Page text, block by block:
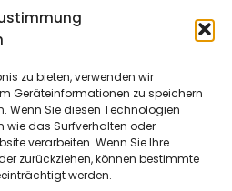
zu bieten, verwenden wir
Geräteinformationen zu speichern
Sie diesen Technologien
wie das Surfverhalten oder
verarbeiten. Wenn Sie Ihre
zurückziehen, können bestimmte
werden.
als Web-App
auf
und Android